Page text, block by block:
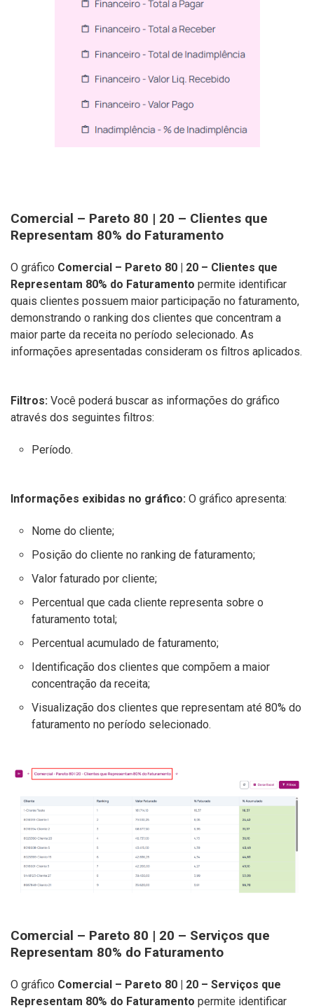
Comercial – Pareto 80 | 20 – Clientes que
Representam 80% do Faturamento
O gráfico Comercial – Pareto 80 | 20 – Clientes que
Representam 80% do Faturamento permite identificar
quais clientes possuem maior participação no faturamento,
demonstrando o ranking dos clientes que concentram a
maior parte da receita no período selecionado. As
informações apresentadas consideram os filtros aplicados.
Filtros: Você poderá buscar as informações do gráfico
através dos seguintes filtros:
Período.
Informações exibidas no gráfico: O gráfico apresenta:
Nome do cliente;
Posição do cliente no ranking de faturamento;
Valor faturado por cliente;
Percentual que cada cliente representa sobre o
faturamento total;
Percentual acumulado de faturamento;
Identificação dos clientes que compõem a maior
concentração da receita;
Visualização dos clientes que representam até 80% do
faturamento no período selecionado.
Comercial – Pareto 80 | 20 – Serviços que
Representam 80% do Faturamento
O gráfico Comercial – Pareto 80 | 20 – Serviços que
Representam 80% do Faturamento permite identificar